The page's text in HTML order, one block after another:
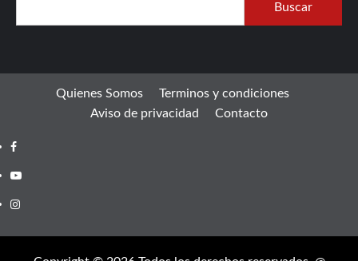
Buscar
Quienes Somos
Terminos y condiciones
Aviso de privacidad
Contacto
Facebook
Youtube
Instagram